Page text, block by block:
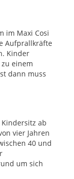
im Maxi Cosi
Aufprallkräfte
Kinder
einem
dann muss
ab
vier Jahren
40 und
um sich